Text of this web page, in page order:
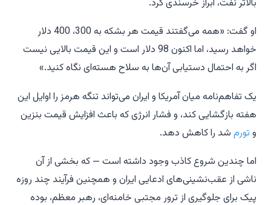
بالاتر نفت، ابراز خرسندی کرد.
او گفت: «همه می‌گفتند قیمت هر بشکه به 300، 400 دلار
خواهد رسید، اما اکنون 98 دلار است و این قیمت بالایی نیست
اگر به احتمال دستیابی آن‌ها به سلاح هسته‌ای نگاه کنید.»
یک تفاهم‌نامه میان آمریکا و ایران می‌تواند تنگه هرمز را اوایل این
هفته بازگشایی کند، و فشار انرژی که باعث افزایش قیمت بنزین
و تورم شد را کاهش دهد.
اما چندین شروع کاذب وجود داشته است — که بخشی از آن
ناشی از عقب‌نشینی‌های ادعایی ایران و همچنین فرآیند چند روزه
پیک برای جلوگیری از ترور مجتبی خامنه‌ای، رهبر معظم، بوده